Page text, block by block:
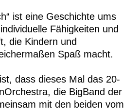
ist eine Geschichte ums
Fähigkeiten und
die Kindern und
Spaß macht.
dass dieses Mal das 20-
die BigBand der
mit den beiden vom